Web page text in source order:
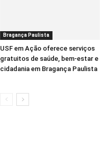
Bragança Paulista
USF em Ação oferece serviços
gratuitos de saúde, bem-estar e
cidadania em Bragança Paulista